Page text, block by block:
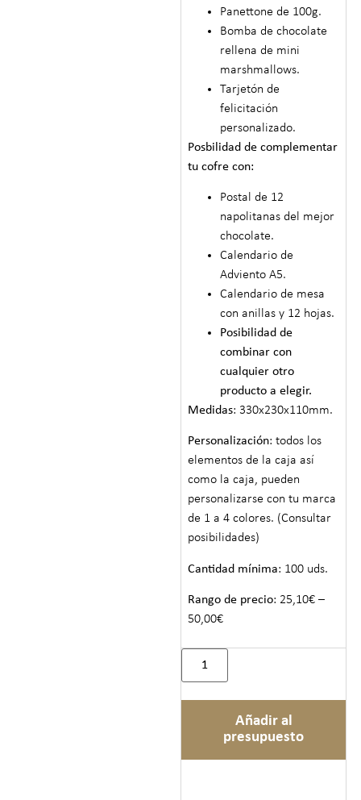
Panettone de 100g.
Bomba de chocolate
rellena de mini
marshmallows.
Tarjetón de
felicitación
personalizado.
Posbilidad de complementar
tu cofre con:
Postal de 12
napolitanas del mejor
chocolate.
Calendario de
Adviento A5.
Calendario de mesa
con anillas y 12 hojas.
Posibilidad de
combinar con
cualquier otro
producto a elegir.
Medidas: 330x230x110mm.
Personalización: todos los
elementos de la caja así
como la caja, pueden
personalizarse con tu marca
de 1 a 4 colores. (Consultar
posibilidades)
Cantidad mínima: 100 uds.
Rango de precio: 25,10€ –
50,00€
Añadir al
presupuesto